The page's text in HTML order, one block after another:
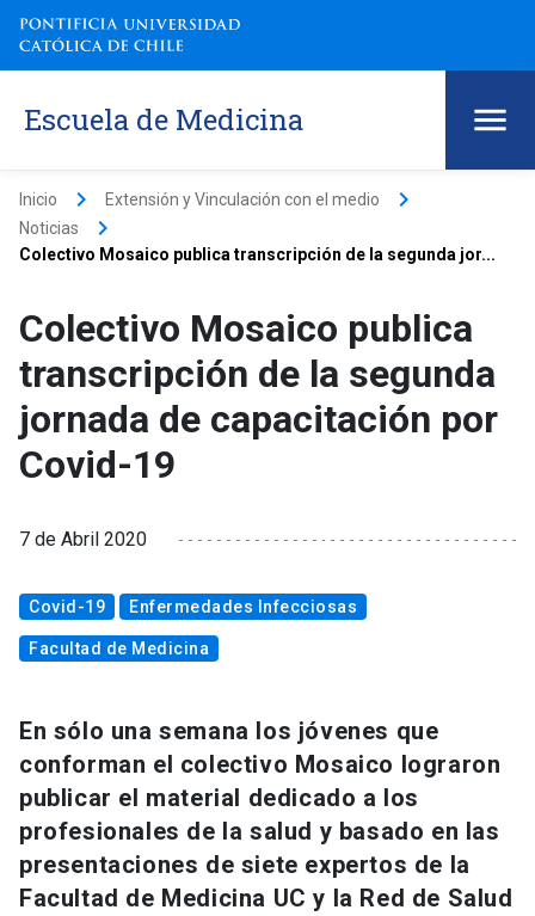
Escuela de Medicina
Inicio keyboard_arrow_right Extensión y Vinculación con el medio keyboard_arrow_right
Noticias keyboard_arrow_right
Colectivo Mosaico publica transcripción de la segunda jor...
Colectivo Mosaico publica
transcripción de la segunda
jornada de capacitación por
Covid-19
7 de Abril 2020
Covid-19 Enfermedades Infecciosas
Facultad de Medicina
En sólo una semana los jóvenes que
conforman el colectivo Mosaico lograron
publicar el material dedicado a los
profesionales de la salud y basado en las
presentaciones de siete expertos de la
Facultad de Medicina UC y la Red de Salud